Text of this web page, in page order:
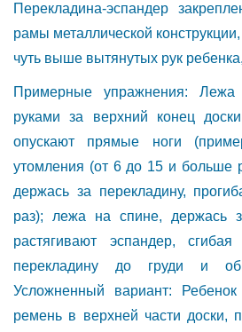
Перекладина-эспандер
рамы металлической
чуть выше вытянутых рук
Примерные упражнения:
руками за верхний конец
опускают прямые ноги
утомления (от 6 до 15 и больше
держась за перекладину,
раз); лежа на спине, держась
растягивают эспандер,
перекладину до груди и
Усложненный вариант: Ребенок
ремень в верхней части доски,